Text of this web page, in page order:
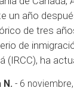
un año
de tres
de
(IRCC), ha
N. - 6